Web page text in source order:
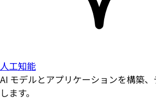
人工知能
AI モデルとアプリケーションを構築
します。